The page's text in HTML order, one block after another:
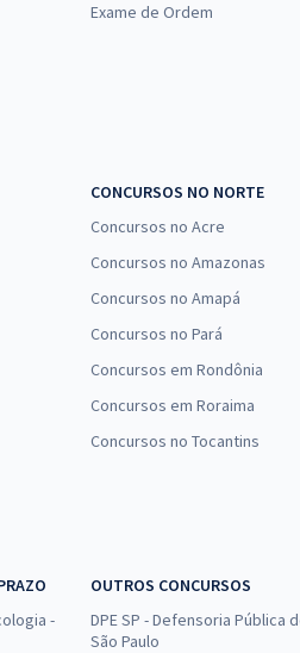
Exame de Ordem
CONCURSOS NO NORTE
Concursos no Acre
Concursos no Amazonas
Concursos no Amapá
Concursos no Pará
Concursos em Rondônia
Concursos em Roraima
Concursos no Tocantins
-
OUTROS CONCURSOS
DPE SP - Defensoria Pública
São Paulo